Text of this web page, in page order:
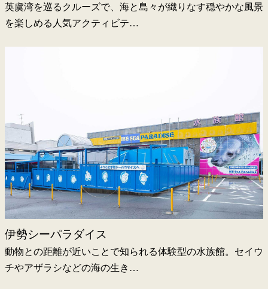
英虞湾を巡るクルーズで、海と島々が織りなす穏やかな風景
を楽しめる人気アクティビテ…
伊勢シーパラダイス
動物との距離が近いことで知られる体験型の水族館。セイウ
チやアザラシなどの海の生き…